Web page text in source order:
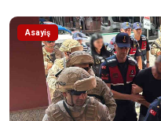
Asayiş